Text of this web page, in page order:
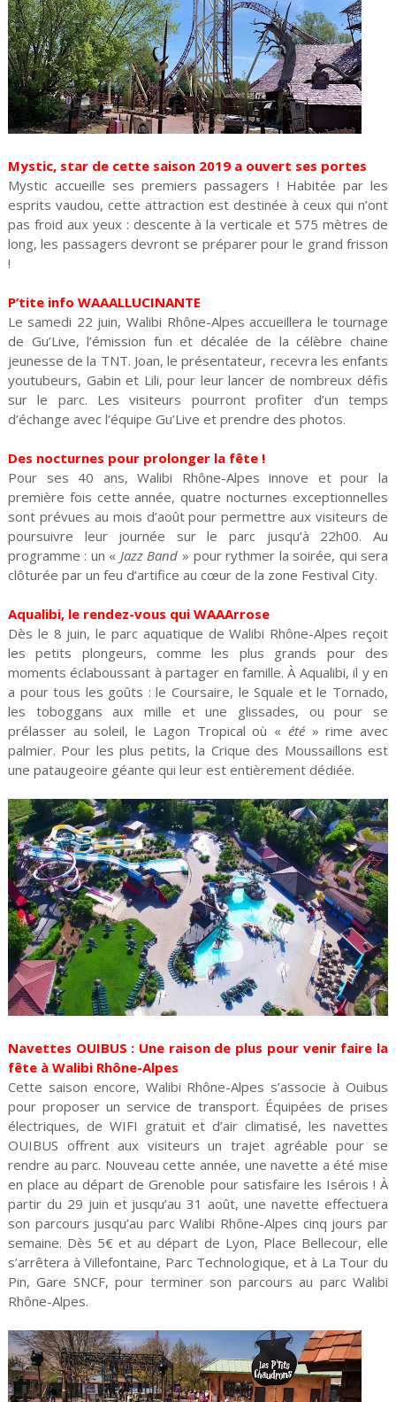
Mystic, star de cette saison 2019 a ouvert ses portes
Mystic accueille ses premiers passagers ! Habitée par les
esprits vaudou, cette attraction est destinée à ceux qui n’ont
pas froid aux yeux : descente à la verticale et 575 mètres de
long, les passagers devront se préparer pour le grand frisson
!
P’tite info WAAALLUCINANTE
Le samedi 22 juin, Walibi Rhône-Alpes accueillera le tournage
de Gu’Live, l’émission fun et décalée de la célèbre chaine
jeunesse de la TNT. Joan, le présentateur, recevra les enfants
youtubeurs, Gabin et Lili, pour leur lancer de nombreux défis
sur le parc. Les visiteurs pourront profiter d’un temps
d’échange avec l’équipe Gu’Live et prendre des photos.
Des nocturnes pour prolonger la fête !
Pour ses 40 ans, Walibi Rhône-Alpes innove et pour la
première fois cette année, quatre nocturnes exceptionnelles
sont prévues au mois d’août pour permettre aux visiteurs de
poursuivre leur journée sur le parc jusqu’à 22h00. Au
programme : un « Jazz Band » pour rythmer la soirée, qui sera
clôturée par un feu d’artifice au cœur de la zone Festival City.
Aqualibi, le rendez-vous qui WAAArrose
Dès le 8 juin, le parc aquatique de Walibi Rhône-Alpes reçoit
les petits plongeurs, comme les plus grands pour des
moments éclaboussant à partager en famille. À Aqualibi, il y en
a pour tous les goûts : le Coursaire, le Squale et le Tornado,
les toboggans aux mille et une glissades, ou pour se
prélasser au soleil, le Lagon Tropical où « été» rime avec
palmier. Pour les plus petits, la Crique des Moussaillons est
une pataugeoire géante qui leur est entièrement dédiée.
Navettes OUIBUS : Une raison de plus pour venir faire la
fête à Walibi Rhône-Alpes
Cette saison encore, Walibi Rhône-Alpes s’associe à Ouibus
pour proposer un service de transport. Équipées de prises
électriques, de WIFI gratuit et d’air climatisé, les navettes
OUIBUS offrent aux visiteurs un trajet agréable pour se
rendre au parc. Nouveau cette année, une navette a été mise
en place au départ de Grenoble pour satisfaire les Isérois ! À
partir du 29 juin et jusqu’au 31 août, une navette effectuera
son parcours jusqu’au parc Walibi Rhône-Alpes cinq jours par
semaine. Dès 5€ et au départ de Lyon, Place Bellecour, elle
s’arrêtera à Villefontaine, Parc Technologique, et à La Tour du
Pin, Gare SNCF, pour terminer son parcours au parc Walibi
Rhône-Alpes.